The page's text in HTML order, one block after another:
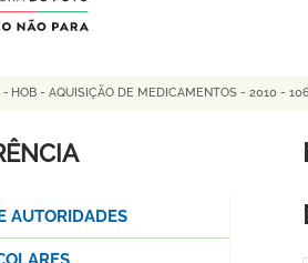
- HOB - AQUISIÇÃO DE MEDICAMENTOS - 2010 -
AUTORIDADES